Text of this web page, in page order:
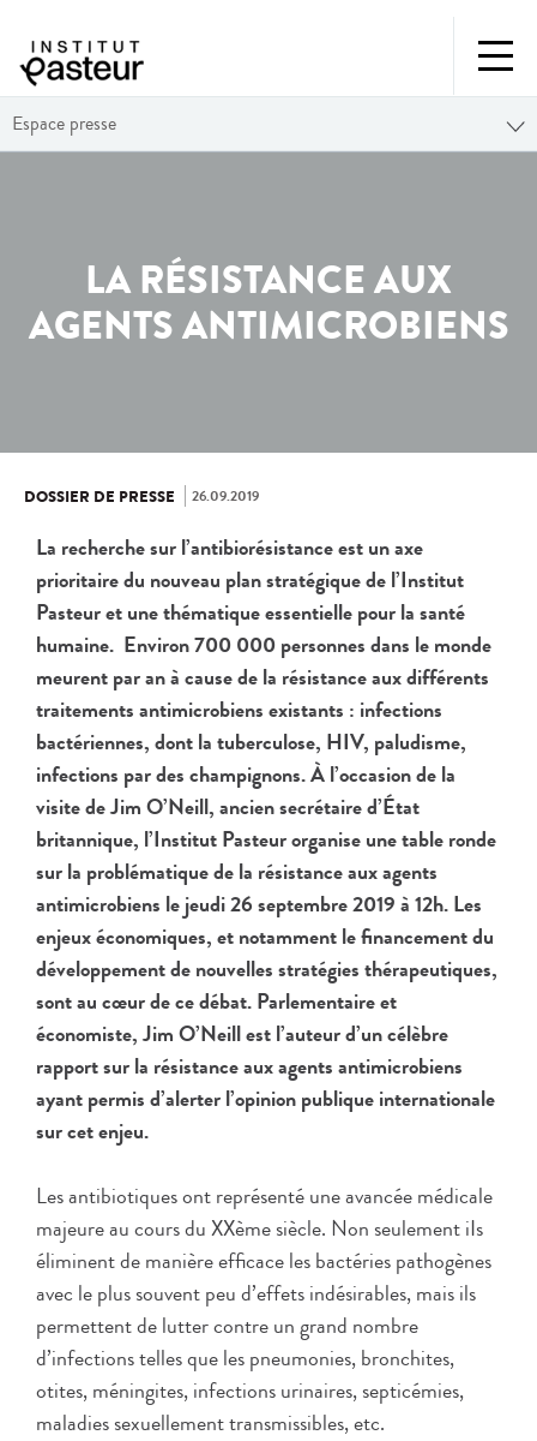
Espace presse
LA RÉSISTANCE AUX
AGENTS ANTIMICROBIENS
DOSSIER DE PRESSE 26.09.2019
La recherche sur l’antibiorésistance est un axe
prioritaire du nouveau plan stratégique de l’Institut
Pasteur et une thématique essentielle pour la santé
humaine. Environ 700 000 personnes dans le monde
meurent par an à cause de la résistance aux différents
traitements antimicrobiens existants : infections
bactériennes, dont la tuberculose, HIV, paludisme,
infections par des champignons. À l’occasion de la
visite de Jim O’Neill, ancien secrétaire d’État
britannique, l’Institut Pasteur organise une table ronde
sur la problématique de la résistance aux agents
antimicrobiens le jeudi 26 septembre 2019 à 12h. Les
enjeux économiques, et notamment le financement du
développement de nouvelles stratégies thérapeutiques,
sont au cœur de ce débat. Parlementaire et
économiste, Jim O’Neill est l’auteur d’un célèbre
rapport sur la résistance aux agents antimicrobiens
ayant permis d’alerter l’opinion publique internationale
sur cet enjeu.
Les antibiotiques ont représenté une avancée médicale
majeure au cours du XXème siècle. Non seulement iIs
éliminent de manière efficace les bactéries pathogènes
avec le plus souvent peu d’effets indésirables, mais ils
permettent de lutter contre un grand nombre
d’infections telles que les pneumonies, bronchites,
otites, méningites, infections urinaires, septicémies,
maladies sexuellement transmissibles, etc.